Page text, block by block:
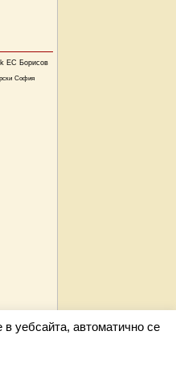
ЕС Борисов
София
уебсайта, автоматично се